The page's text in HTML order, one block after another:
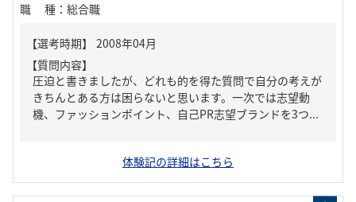
職種 ： 総合職
【質問内容】
圧迫と書きましたが、どれも的を得た質問で自分の考えが
きちんとある方は困らないと思います。一次では志望動
機、ファッションポイント、自己PR志望ブランドを3つ...
体験記の詳細はこちら